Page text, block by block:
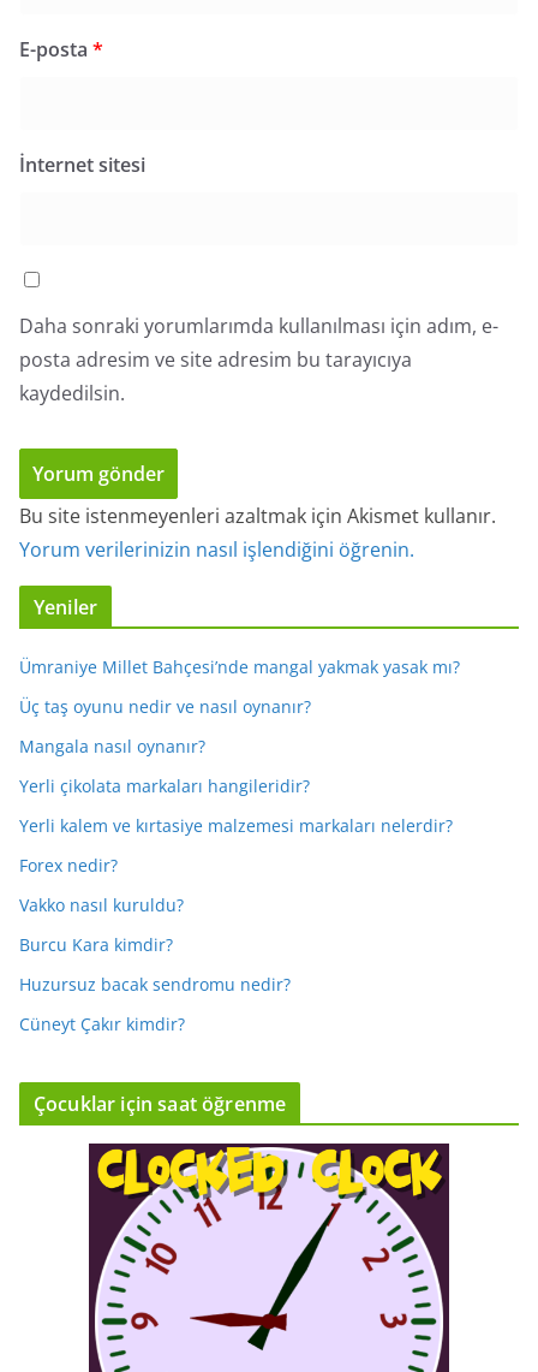
E-posta *
İnternet sitesi
Daha sonraki yorumlarımda kullanılması için adım, e-
posta adresim ve site adresim bu tarayıcıya
kaydedilsin.
Bu site istenmeyenleri azaltmak için Akismet kullanır.
Yorum verilerinizin nasıl işlendiğini öğrenin.
Yeniler
Ümraniye Millet Bahçesi’nde mangal yakmak yasak mı?
Üç taş oyunu nedir ve nasıl oynanır?
Mangala nasıl oynanır?
Yerli çikolata markaları hangileridir?
Yerli kalem ve kırtasiye malzemesi markaları nelerdir?
Forex nedir?
Vakko nasıl kuruldu?
Burcu Kara kimdir?
Huzursuz bacak sendromu nedir?
Cüneyt Çakır kimdir?
Çocuklar için saat öğrenme